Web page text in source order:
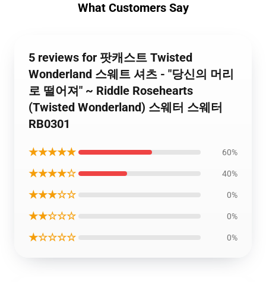
What Customers Say
5 reviews for 팟캐스트 Twisted
Wonderland 스웨트 셔츠 - "당신의 머리
로 떨어져" ~ Riddle Rosehearts
(Twisted Wonderland) 스웨터 스웨터
RB0301
★★★★★ 60%
★★★★☆ 40%
★★★☆☆ 0%
★★☆☆☆ 0%
★☆☆☆☆ 0%